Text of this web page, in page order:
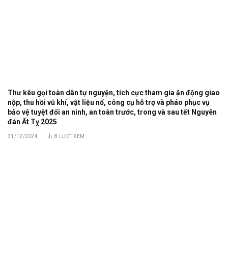
Thư kêu gọi toàn dân tự nguyện, tích cực tham gia ận động giao
nộp, thu hồi vũ khí, vật liệu nổ, công cụ hỗ trợ và pháo phục vụ
bảo vệ tuyệt đối an ninh, an toàn trước, trong và sau tết Nguyên
đán Ất Tỵ 2025
31/12/2024 8 LƯỢT XEM